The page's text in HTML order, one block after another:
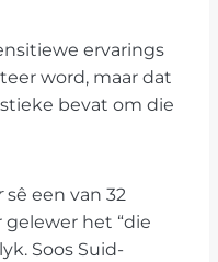
ervarings
word, maar dat
bevat om die
sê een van 32
het “die
Soos Suid-